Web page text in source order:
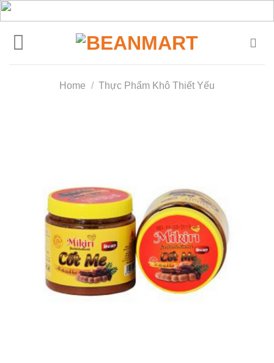
Skip
to
content
Home / Thực Phẩm Khô Thiết Yếu